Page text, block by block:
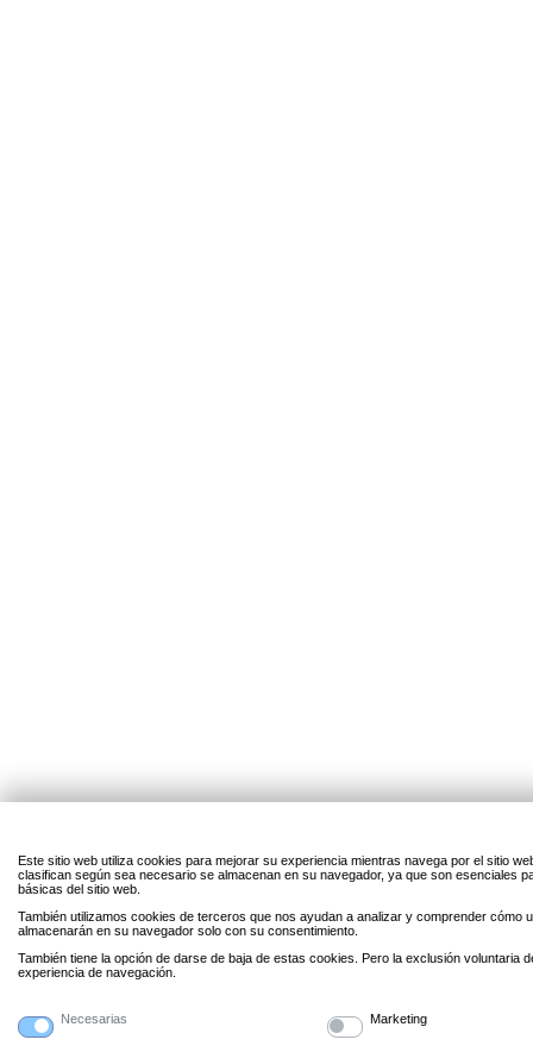
Este sitio web utiliza cookies para mejorar su experiencia mientras navega por el sitio
clasifican según sea necesario se almacenan en su navegador, ya que son esenciales
básicas del sitio web.
También utilizamos cookies de terceros que nos ayudan a analizar y comprender cómo
almacenarán en su navegador solo con su consentimiento.
También tiene la opción de darse de baja de estas cookies. Pero la exclusión voluntaria
experiencia de navegación.
Necesarias Marketing